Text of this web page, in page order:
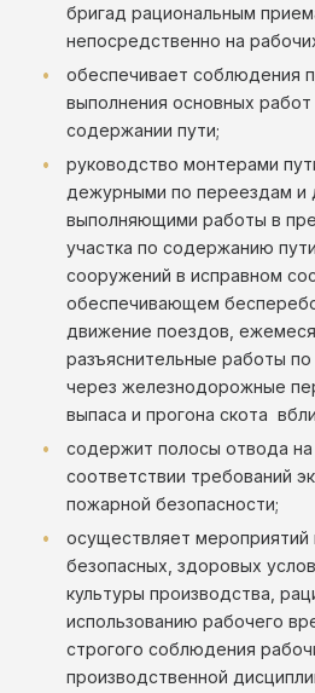
бригад рациональным
непосредственно на
обеспечивает соблюдения
выполнения основных
содержании пути;
руководство монтерами
дежурными по переездам и
выполняющими работы в
участка по содержанию
сооружений в исправном
обеспечивающем
движение поездов,
разъяснительные работы
через железнодорожные
выпаса и прогона скота
содержит полосы отвода на
соответствии требований
пожарной безопасности;
осуществляет мероприятий
безопасных, здоровых
культуры производства,
использованию рабочего
строгого соблюдения
производственной